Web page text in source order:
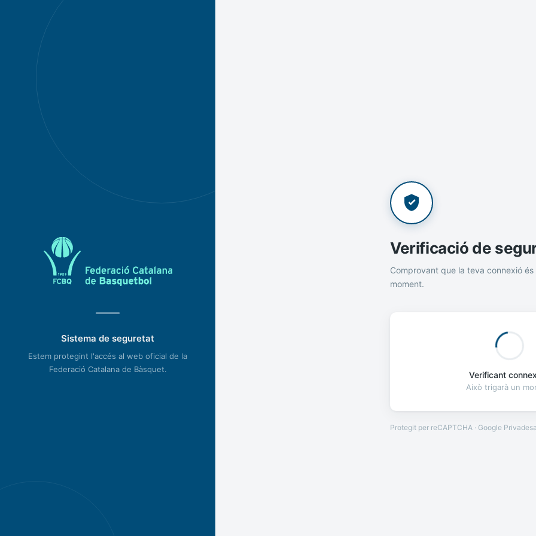
Sistema de seguretat
Estem protegint l'accés al web oficial de la
Federació Catalana de Bàsquet.
Verificació de
Comprovant que la teva connexió és
moment.
Verificant
Això trigarà un
Protegit per reCAPTCHA · Google Privadesa